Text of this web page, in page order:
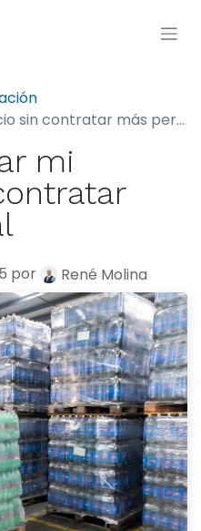
contratar más personal
mi
por René Molina